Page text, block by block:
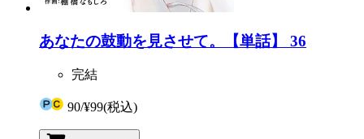
あなたの鼓動を見させて。【単話】 36
完結
90/¥99(税込)